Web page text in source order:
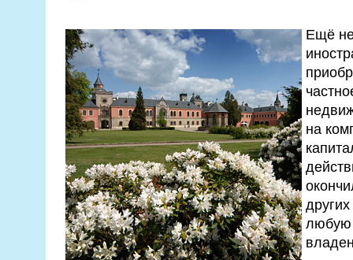
Ещё
на
любую